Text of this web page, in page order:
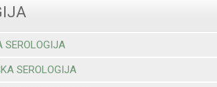
SEROLOGIJA
SEROLOGIJA